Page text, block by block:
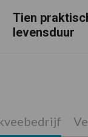
Tien
levensduur